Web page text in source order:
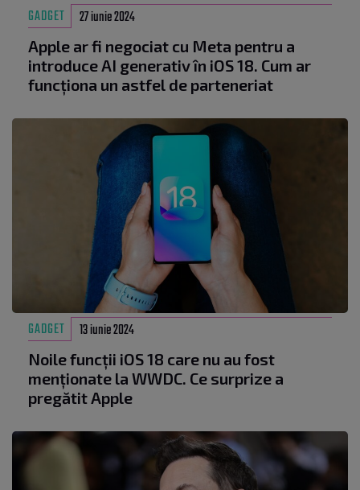
GADGET 27 iunie 2024
Apple ar fi negociat cu Meta pentru a
introduce AI generativ în iOS 18. Cum ar
funcționa un astfel de parteneriat
GADGET 13 iunie 2024
Noile funcții iOS 18 care nu au fost
menționate la WWDC. Ce surprize a
pregătit Apple